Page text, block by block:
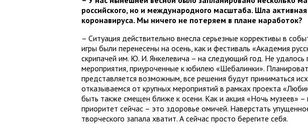
российского, но и международного масштаба. Шла
коронавируса. Мы ничего не потеряем в плане наработок?
– Ситуация действительно внесла серьезные коррективы в
игры были перенесены на осень, как и фестиваль «Академия
скрипачей им. Ю. И. Янкелевича – на следующий год. Не удалось
мероприятия, приуроченные к юбилею «Шебалинки».
представляется возможным, все решения будут приниматься
отказываемся от крупных мероприятий в рамках проекта
быть также смещен ближе к осени. Как и акция «Ночь музеев»
приоритет сейчас – это здоровье омичей. Наверстать
творческого запала хватит. А сейчас просто берегите себя.